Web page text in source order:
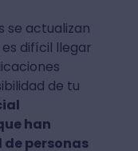
se actualizan
difícil llegar
de tu
han
personas